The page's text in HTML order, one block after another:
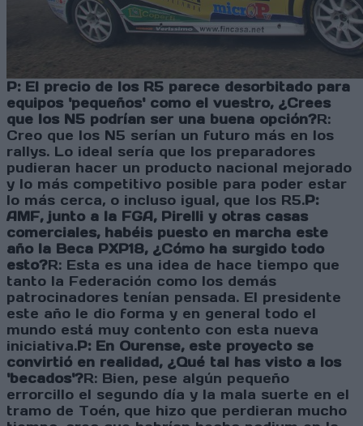
P: El precio de los R5 parece desorbitado para
equipos 'pequeños' como el vuestro, ¿Crees
que los N5 podrían ser una buena opción?R:
Creo que los N5 serían un futuro más en los
rallys. Lo ideal sería que los preparadores
pudieran hacer un producto nacional mejorado
y lo más competitivo posible para poder estar
lo más cerca, o incluso igual, que los R5.P:
AMF, junto a la FGA, Pirelli y otras casas
comerciales, habéis puesto en marcha este
año la Beca PXP18, ¿Cómo ha surgido todo
esto?R: Esta es una idea de hace tiempo que
tanto la Federación como los demás
patrocinadores tenían pensada. El presidente
este año le dio forma y en general todo el
mundo está muy contento con esta nueva
iniciativa.P: En Ourense, este proyecto se
convirtió en realidad, ¿Qué tal has visto a los
'becados'?R: Bien, pese algún pequeño
errorcillo el segundo día y la mala suerte en el
tramo de Toén, que hizo que perdieran mucho